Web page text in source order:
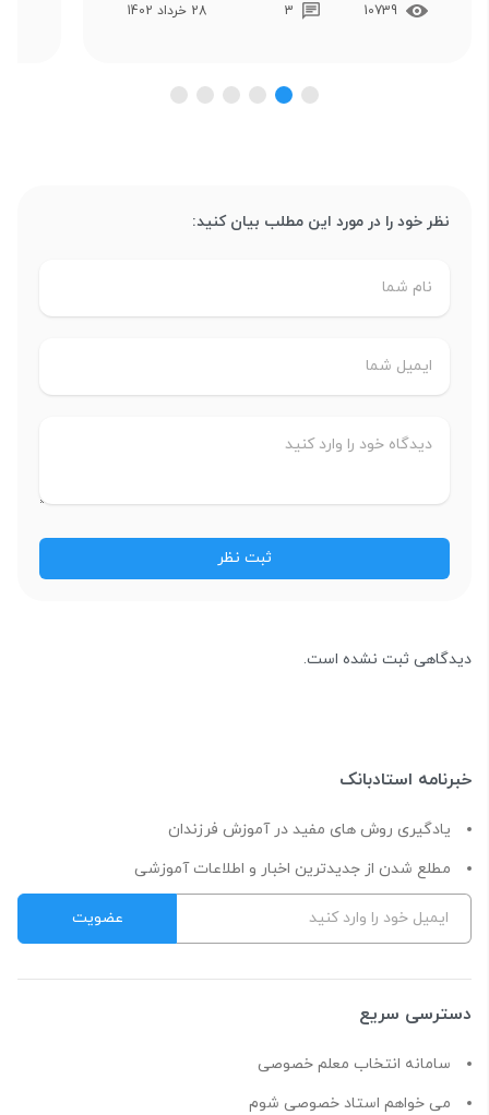
10739
3 28 خرداد 1402
نظر خود را در مورد این مطلب بیان کنید:
دیدگاهی ثبت نشده است.
خبرنامه استادبانک
یادگیری روش های مفید در آموزش فرزندان
مطلع شدن از جدیدترین اخبار و اطلاعات آموزشی
دسترسی سریع
سامانه انتخاب معلم خصوصی
می خواهم استاد خصوصی شوم